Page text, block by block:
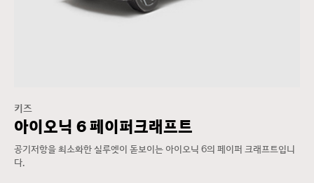
키즈
아이오닉 6 페이퍼크래프트
공기저항을 최소화한 실루엣이 돋보이는 아이오닉 6의 페이퍼 크래프트입니
다.